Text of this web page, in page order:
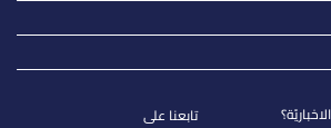
تابعنا على